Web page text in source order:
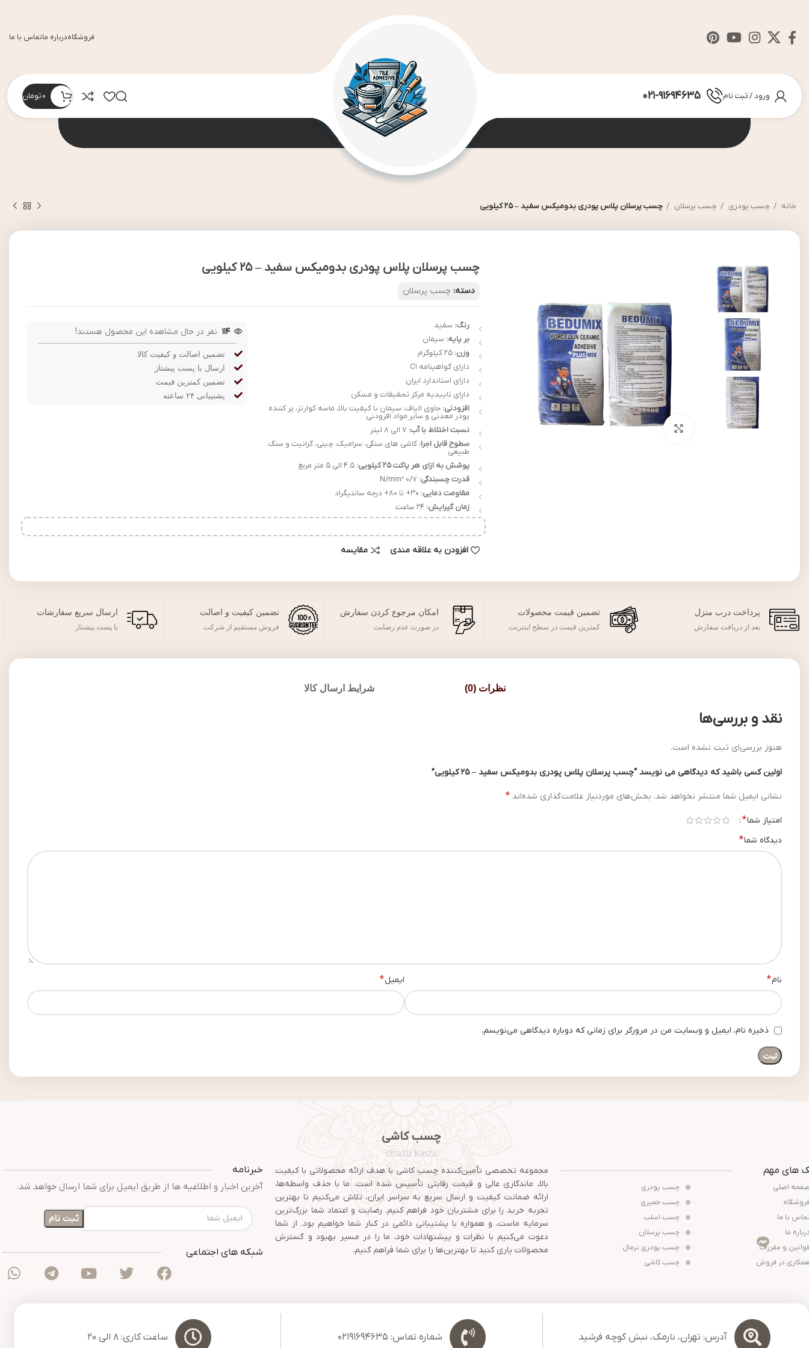
فروشگاهدرباره ماتماس با ما
ورود / ثبت نام 021-91694635
0تومان
خانه چسب پودری چسب پرسلان چسب پرسلان پلاس پودری بدومیکس سفید – 25 کیلویی
بزرگنمایی تصویر
چسب پرسلان پلاس پودری بدومیکس سفید – 25 کیلویی
دسته: چسب پرسلان
رنگ: سفید
بر پایه: سیمان
وزن:
دارای گواهینامه C1
دارای استاندارد ایران
دارای تاییدیه مرکز تحقیقات و مسکن
افزودنی: حاوی الیاف، سیمان با کیفیت بالا، ماسه کوارتز، پر کننده
پودر معدنی و سایر مواد افزودنی
نسبت اختلاط با آب:
سطوح قابل اجرا: کاشی های سنگی، سرامیک، چینی، گرانیت و سنگ
طبیعی
پوشش به ازای هر پاکت 25 کیلویی:
قدرت چسبندگی:
مقاومت دمایی:
زمان گیرایش:
114 نفر در حال مشاهده این محصول هستند!
تضمین اصالت و کیفیت کالا
ارسال با پست پیشتاز
تضمین کمترین قیمت
پشتیبانی ۲۴ ساعته
افزودن به علاقه مندی مقایسه
پرداخت درب منزل
بعد از دریافت سفارش
تضمین قیمت محصولات
کمترین قیمت در سطح اینترنت
امکان مرجوع کردن سفارش
در صورت عدم رضایت
تضمین کیفیت و اصالت
فروش مستقیم از شرکت
ارسال سریع سفارشات
با پست پیشتاز
نظرات (0) شرایط ارسال کالا
نقد و بررسی‌ها
هنوز بررسی‌ای ثبت نشده است.
اولین کسی باشید که دیدگاهی می نویسد “چسب پرسلان پلاس پودری بدومیکس سفید – 25 کیلویی”
نشانی ایمیل شما منتشر نخواهد شد. بخش‌های موردنیاز علامت‌گذاری شده‌اند *
امتیاز شما*
دیدگاه شما*
نام* ایمیل*
ذخیره نام، ایمیل و وبسایت من در مرورگر برای زمانی که دوباره دیدگاهی می‌نویسم.
های مهم
اصلی
با ما
ما
و مقررات
مهم
در فروش
چسب پودری
چسب خمیری
چسب اسلب
چسب پرسلان
چسب پودری نرمال
چسب کاشی
چسب کاشی
chasb kashi
مجموعه تخصصی تأمین‌کننده چسب کاشی با هدف ارائه محصولاتی با کیفیت
بالا، ماندگاری عالی و قیمت رقابتی تأسیس شده است. ما با حذف واسطه‌ها،
ارائه ضمانت کیفیت و ارسال سریع به سراسر ایران، تلاش می‌کنیم تا بهترین
تجربه خرید را برای مشتریان خود فراهم کنیم. رضایت و اعتماد شما بزرگ‌ترین
سرمایه ماست، و همواره با پشتیبانی دائمی در کنار شما خواهیم بود. از شما
دعوت می‌کنیم با نظرات و پیشنهادات خود، ما را در مسیر بهبود و گسترش
محصولات یاری کنید تا بهترین‌ها را برای شما فراهم کنیم.
خبرنامه
آخرین اخبار و اطلاعیه ها از طریق ایمیل برای شما ارسال خواهد شد.
شبکه های اجتماعی
آدرس: تهران، نارمک، نبش کوچه فرشید شماره تماس: 02191694635 ساعت کاری: 8 الی 20